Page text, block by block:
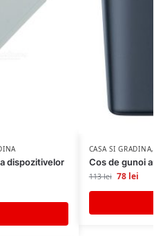
dispozitivelor
CASA SI GRADINA
Cos de gunoi
113lei 78 lei